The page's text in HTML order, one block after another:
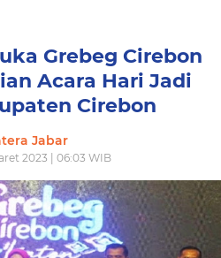
Grebeg Cirebon
Acara Hari Jadi
Cirebon
Jabar
2023 | 06:03 WIB